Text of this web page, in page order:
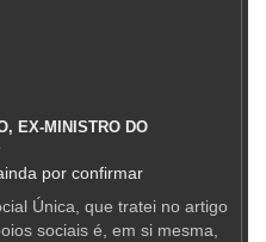
EX-MINISTRO DO
por confirmar
Única, que tratei no artigo
sociais é, em si mesma,